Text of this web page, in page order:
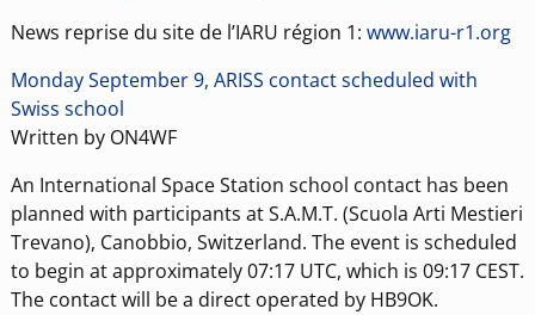
News reprise du site de l’IARU région 1: www.iaru-r1.org
Monday September 9, ARISS contact scheduled with
Swiss school
Written by ON4WF
An International Space Station school contact has been
planned with participants at S.A.M.T. (Scuola Arti Mestieri
Trevano), Canobbio, Switzerland. The event is scheduled
to begin at approximately 07:17 UTC, which is 09:17 CEST.
The contact will be a direct operated by HB9OK.